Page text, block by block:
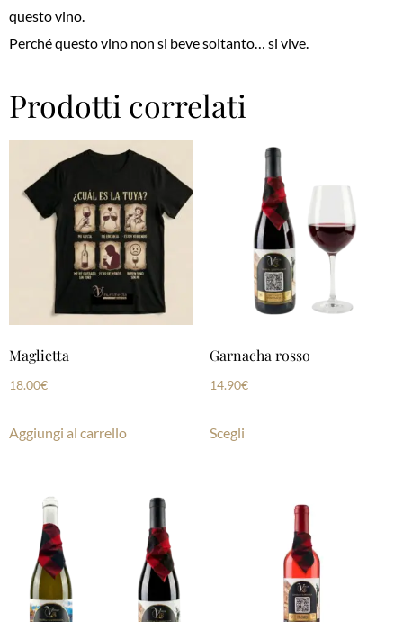
questo vino.
Perché questo vino non si beve soltanto… si vive.
Prodotti correlati
Maglietta
18.00€
Aggiungi al carrello
Garnacha rosso
14.90€
Scegli